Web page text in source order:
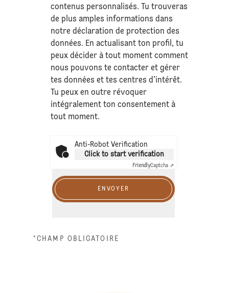
contenus personnalisés. Tu trouveras
de plus amples informations dans
notre déclaration deprotection des
données. En actualisant ton profil, tu
peux décider à tout moment comment
nous pouvons te contacter et gérer
tes données et tes centres d’intérêt.
Tu peux en outre révoquer
intégralement ton consentement à
tout moment.
Anti-Robot Verification
Click to start verification
FriendlyCaptcha ⇗
ENVOYER
*CHAMP OBLIGATOIRE